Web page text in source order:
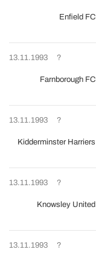
Enfield FC
13.11.1993 ?
Farnborough FC
13.11.1993 ?
Kidderminster Harriers
13.11.1993 ?
Knowsley United
13.11.1993 ?